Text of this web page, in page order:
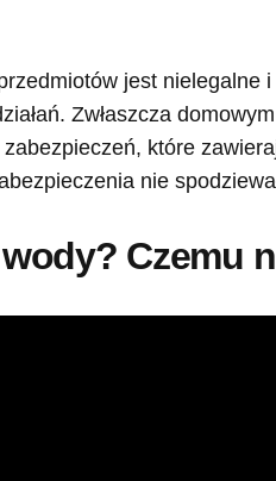
jest nielegalne
Zwłaszcza
które
nie
Czemu